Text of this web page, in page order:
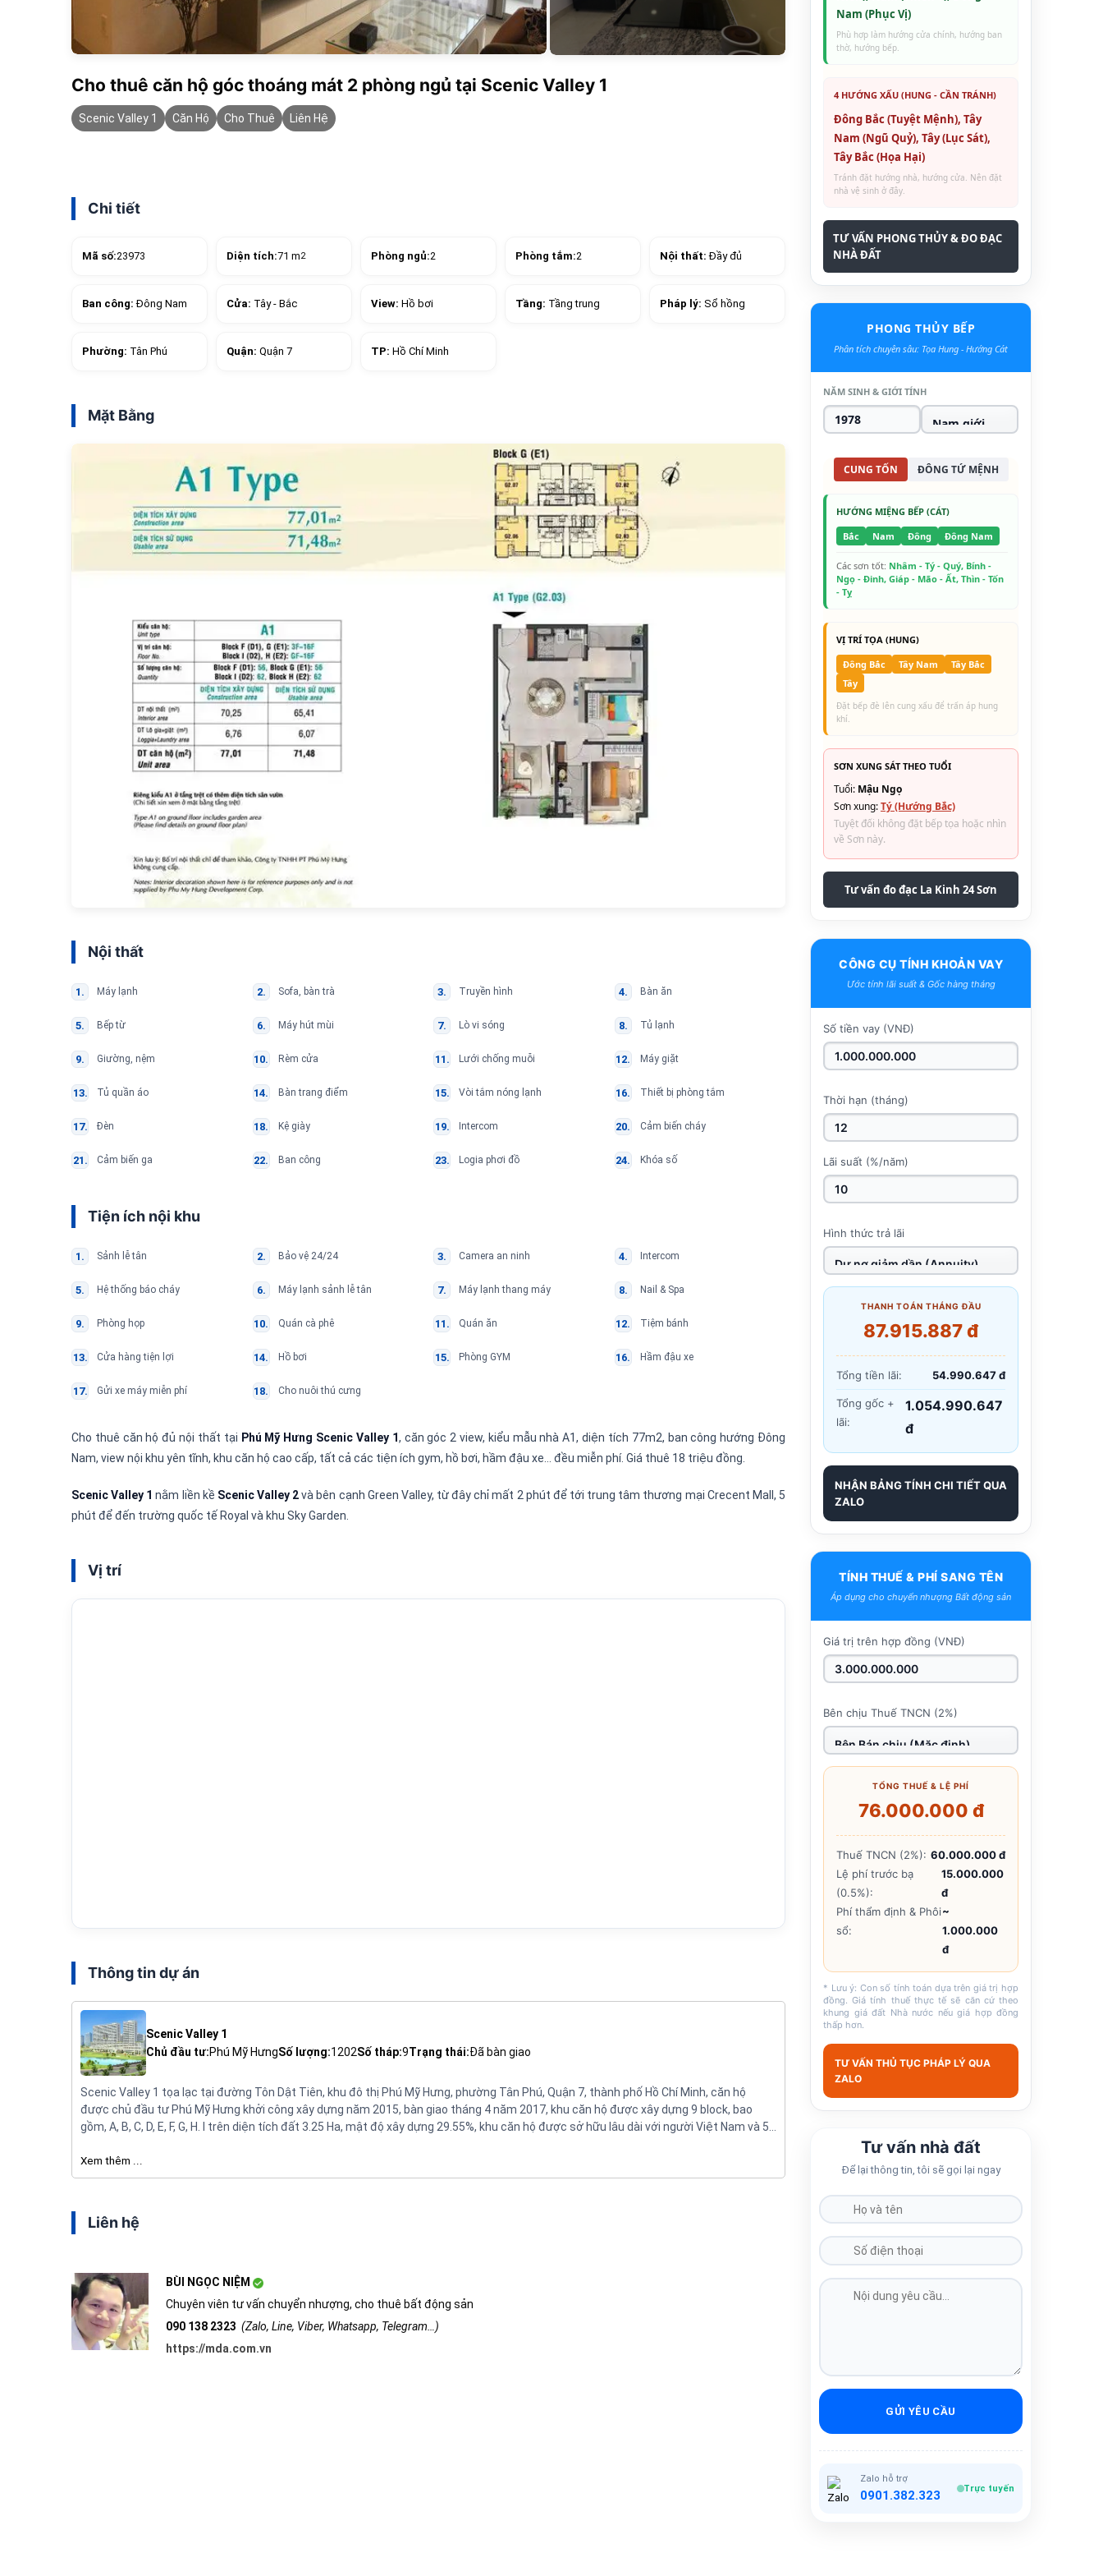
Cho thuê căn hộ góc thoáng mát 2 phòng ngủ tại Scenic Valley 1
Scenic Valley 1 Căn Hộ Cho Thuê Liên Hệ
Chi tiết
Mã số:23973 Diện tích:71 m2 Phòng ngủ:2 Phòng tắm:2 Nội thất:Đầy đủ
Ban công:Đông Nam Cửa: Tây - Bắc View: Hồ bơi Tầng: Tầng trung Pháp lý: Sổ hồng
Phường: Tân Phú Quận: Quận 7 TP: Hồ Chí Minh
Mặt Bằng
Nội thất
Máy lạnh Sofa, bàn trà Truyền hình Bàn ăn
Bếp từ Máy hút mùi Lò vi sóng Tủ lạnh
Giường, nệm Rèm cửa Lưới chống muỗi Máy giặt
Tủ quần áo Bàn trang điểm Vòi tắm nóng lạnh Thiết bị phòng tắm
Đèn Kệ giày Intercom Cảm biến cháy
Cảm biến ga Ban công Logia phơi đồ Khóa số
Tiện ích nội khu
Sảnh lễ tân Bảo vệ 24/24 Camera an ninh Intercom
Hệ thống báo cháy Máy lạnh sảnh lễ tân Máy lạnh thang máy Nail & Spa
Phòng họp Quán cà phê Quán ăn Tiệm bánh
Cửa hàng tiện lợi Hồ bơi Phòng GYM Hầm đậu xe
Gửi xe máy miễn phí Cho nuôi thú cưng
Cho thuê căn hộ đủ nội thất tại Phú Mỹ Hưng Scenic Valley 1, căn góc 2 view, kiểu mẫu nhà A1, diện tích 77m2, ban công hướng Đông
Nam, view nội khu yên tĩnh, khu căn hộ cao cấp, tất cả các tiện ích gym, hồ bơi, hầm đậu xe… đều miễn phí. Giá thuê 18 triệu đồng.
Scenic Valley 1 nằm liền kề Scenic Valley 2và bên cạnh Green Valley, từ đây chỉ mất 2 phút để tới trung tâm thương mại Crecent Mall, 5
phút để đến trường quốc tế Royal và khu Sky Garden.
Vị trí
Thông tin dự án
Scenic Valley 1
Chủ đầu tư:Phú Mỹ HưngSố lượng:1202Số tháp:9Trạng thái:Đã bàn giao
Scenic Valley 1 tọa lạc tại đường Tôn Dật Tiên, khu đô thị Phú Mỹ Hưng, phường Tân Phú, Quận 7, thành phố Hồ Chí Minh, căn hộ
được chủ đầu tư Phú Mỹ Hưng khởi công xây dựng năm 2015, bàn giao tháng 4 năm 2017, khu căn hộ được xây dựng 9 block, bao
gồm, A, B, C, D, E, F, G, H. I trên diện tích đất 3.25 Ha, mật độ xây dựng 29.55%, khu căn hộ được sở hữu lâu dài với người Việt Nam và 50
Xem thêm ...
Liên hệ
BÙI NGỌC NIỆM
Chuyên viên tư vấn chuyển nhượng, cho thuê bất động sản
090 138 2323 (Zalo, Line, Viber, Whatsapp, Telegram…)
https://mda.com.vn
Nam (Phục Vị)
Phù hợp làm hướng cửa chính, hướng ban
thờ, hướng bếp.
4 HƯỚNG XẤU (HUNG - CẦN TRÁNH)
Đông Bắc (Tuyệt Mệnh), Tây
Nam (Ngũ Quỷ), Tây (Lục Sát),
Tây Bắc (Họa Hại)
Tránh đặt hướng nhà, hướng cửa. Nên đặt
nhà vệ sinh ở đây.
TƯ VẤN PHONG THỦY & ĐO ĐẠC
NHÀ ĐẤT
PHONG THỦY BẾP
Phân tích chuyên sâu: Tọa Hung - Hướng Cát
NĂM SINH & GIỚI TÍNH
CUNG TỐN ĐÔNG TỨ MỆNH
HƯỚNG MIỆNG BẾP (CÁT)
Bắc
Nam Đông Đông Nam
Các sơn tốt: Nhâm - Tý - Quý, Bính -
Ngọ - Đinh, Giáp - Mão - Ất, Thìn - Tốn
- Tỵ
VỊ TRÍ TỌA (HUNG)
Đông Bắc
Tây Nam
Tây Bắc
Tây
Đặt bếp đè lên cung xấu để trấn áp hung
khí.
SƠN XUNG SÁT THEO TUỔI
Tuổi: Mậu Ngọ
Sơn xung:Tý (Hướng Bắc)
Tuyệt đối không đặt bếp tọa hoặc nhìn
về Sơn này.
Tư vấn đo đạc La Kinh 24 Sơn
CÔNG CỤ TÍNH KHOẢN VAY
Ước tính lãi suất & Gốc hàng tháng
Số tiền vay (VNĐ)
Thời hạn (tháng)
Lãi suất (%/năm)
Hình thức trả lãi
THANH TOÁN THÁNG ĐẦU
87.915.887 đ
Tổng tiền lãi: 54.990.647 đ
Tổng gốc +
lãi:
1.054.990.647
đ
NHẬN BẢNG TÍNH CHI TIẾT QUA
ZALO
TÍNH THUẾ & PHÍ SANG TÊN
Áp dụng cho chuyển nhượng Bất động sản
Giá trị trên hợp đồng (VNĐ)
Bên chịu Thuế TNCN (2%)
TỔNG THUẾ & LỆ PHÍ
76.000.000 đ
Thuế TNCN (2%): 60.000.000 đ
Lệ phí trước bạ
(0.5%):
15.000.000
đ
Phí thẩm định & Phôi
sổ:
~
1.000.000
đ
* Lưu ý: Con số tính toán dựa trên giá trị hợp
đồng. Giá tính thuế thực tế sẽ căn cứ theo
khung giá đất Nhà nước nếu giá hợp đồng
thấp hơn.
TƯ VẤN THỦ TỤC PHÁP LÝ QUA
ZALO
Tư vấn nhà đất
Để lại thông tin, tôi sẽ gọi lại ngay
GỬI YÊU CẦU
Zalo hỗ trợ
0901.382.323 Trực tuyến